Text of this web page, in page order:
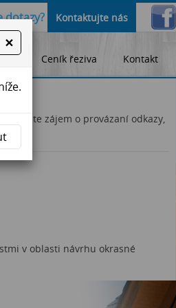
dotazy? Kontaktujte nás
Ceník řeziva Kontakt
a máte zájem o provázaní odkazy,
v oblasti návrhu okrasné
×